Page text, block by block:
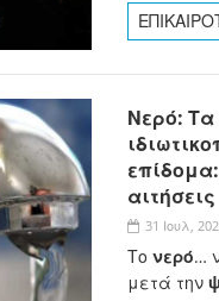
Νερό: Τα
αιτήσεις
31 Ιουλ,
Το νερό…
μετά την